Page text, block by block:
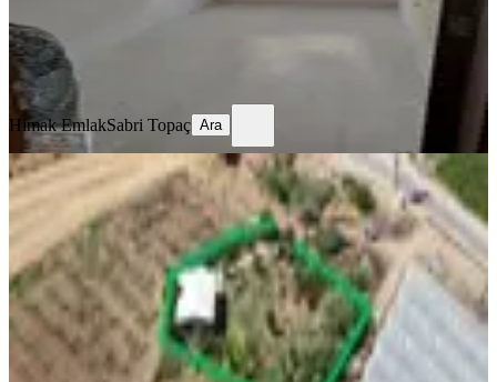
Himak Emlak
Ara
Himak EmlakSabri Topaç Ara
İzmir Menderes Çilemede Ulaşım
Önünde 1+1 Evi Elektrik Su
Abonelikleri 900 M2 Arsa
İzmir, Menderes
1+1·900 m² ·12.02.2026
4.100.000 ₺